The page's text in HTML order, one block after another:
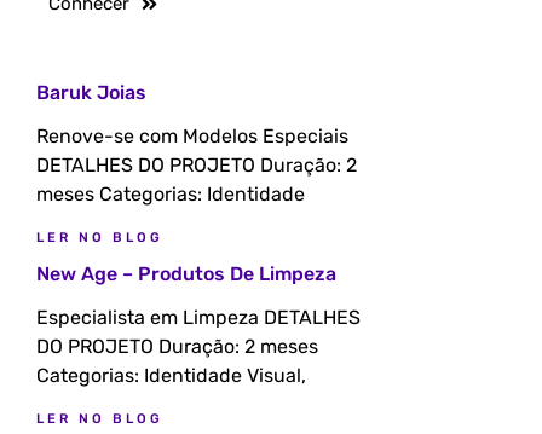
Baruk Joias
Renove-se com Modelos Especiais
DETALHES DO PROJETO Duração: 2
meses Categorias: Identidade
LER NO BLOG
New Age – Produtos De Limpeza
Especialista em Limpeza DETALHES
DO PROJETO Duração: 2 meses
Categorias: Identidade Visual,
LER NO BLOG